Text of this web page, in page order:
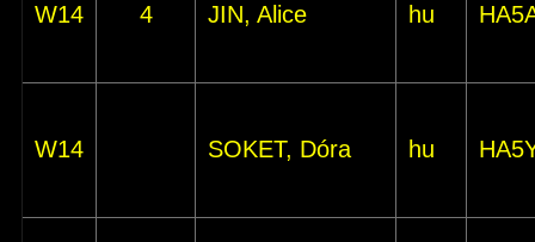
W14 4 JIN, Alice hu
W14 SOKET, Dóra hu